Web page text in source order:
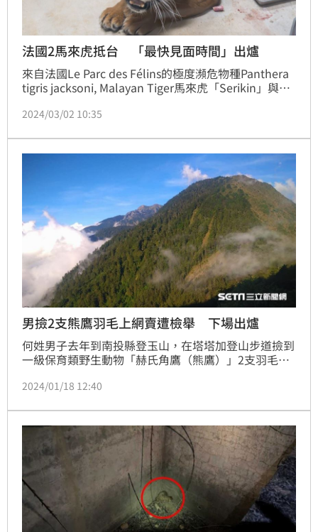
法國2馬來虎抵台 「最快見面時間」出爐
來自法國Le Parc des Félins的極度瀕危物種Panthera
tigris jacksoni, Malayan Tiger馬來虎「Serikin」與
夜的轉機及長途飛行，在華航一路細心護送照顧下，於
物園檢疫中心，展開為期一個月的檢疫生活。在全球馬
來虎域外保育計畫合作框架之下．．．
2024/03/02 10:35
男撿2支熊鷹羽毛上網賣遭檢舉 下場出爐
何姓男子去年到南投縣登玉山，在塔塔加登山步道撿到
一級保育類野生動物「赫氏角鷹（熊鷹）」2支羽毛，
結，依《野生動物保育法》意圖販賣而陳列、展示保育
庫支付4萬元；全案可上訴。
2024/01/18 12:40